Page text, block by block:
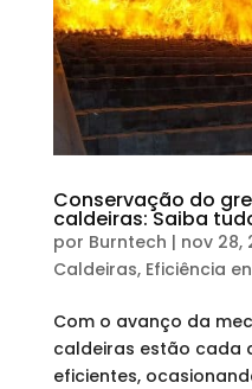
Conservação do
caldeiras: Saiba
por Burntech | nov 28,
Caldeiras, Eficiência
Com o avanço da
caldeiras estão cada
eficientes,